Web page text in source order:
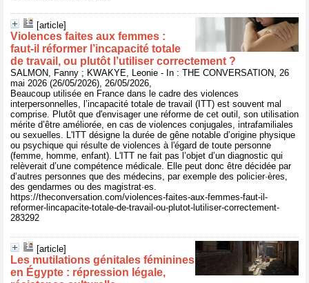
[article]
Violences faites aux femmes :
faut‑il réformer l’incapacité totale
de travail, ou plutôt l’utiliser correctement ?
SALMON, Fanny ; KWAKYE, Leonie - In : THE CONVERSATION, 26
mai 2026 (26/05/2026), 26/05/2026,
Beaucoup utilisée en France dans le cadre des violences
interpersonnelles, l’incapacité totale de travail (ITT) est souvent mal
comprise. Plutôt que d'envisager une réforme de cet outil, son utilisation
mérite d’être améliorée, en cas de violences conjugales, intrafamiliales
ou sexuelles. L'ITT désigne la durée de gêne notable d’origine physique
ou psychique qui résulte de violences à l'égard de toute personne
(femme, homme, enfant). L'ITT ne fait pas l’objet d’un diagnostic qui
relèverait d’une compétence médicale. Elle peut donc être décidée par
d’autres personnes que des médecins, par exemple des policier·ères,
des gendarmes ou des magistrat·es.
https://theconversation.com/violences-faites-aux-femmes-faut-il-
reformer-lincapacite-totale-de-travail-ou-plutot-lutiliser-correctement-
283292
[article]
Les mutilations génitales féminines
en Égypte : répression légale,